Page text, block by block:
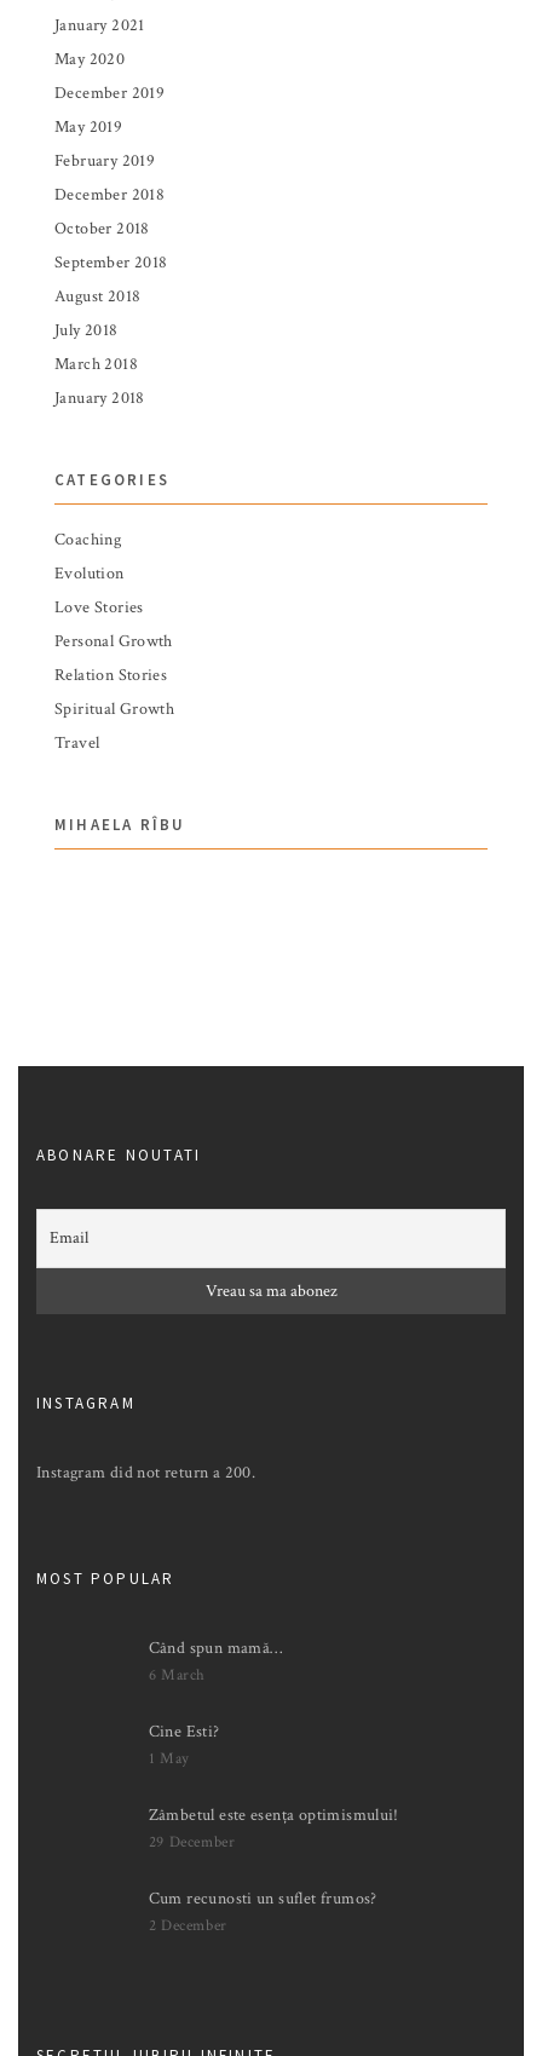
January 2021
May 2020
December 2019
May 2019
February 2019
December 2018
October 2018
September 2018
August 2018
July 2018
March 2018
January 2018
CATEGORIES
Coaching
Evolution
Love Stories
Personal Growth
Relation Stories
Spiritual Growth
Travel
MIHAELA RÎBU
ABONARE NOUTATI
INSTAGRAM
Instagram did not return a 200.
MOST POPULAR
Când spun mamă…
6 March
Cine Esti?
1 May
Zâmbetul este esența optimismului!
29 December
Cum recunosti un suflet frumos?
2 December